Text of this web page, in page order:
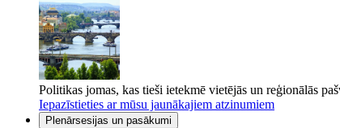
Politikas jomas, kas tieši ietekmē vietējās un reģionālās
Iepazīstieties ar mūsu jaunākajiem atzinumiem
Plenārsesijas un pasākumi